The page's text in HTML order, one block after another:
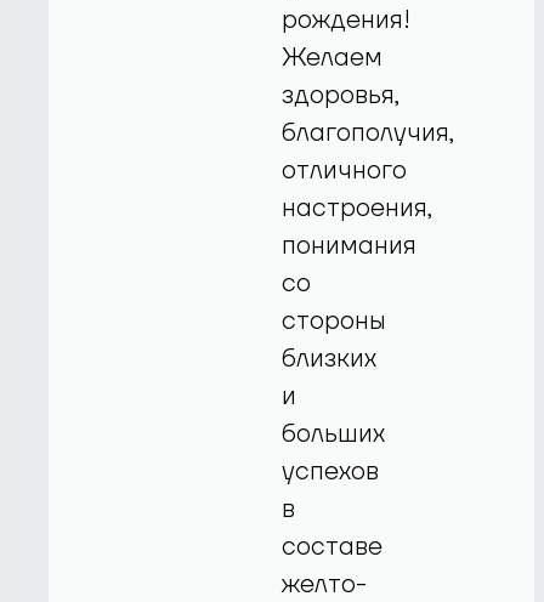
рождения!
Желаем
здоровья,
благополучия,
отличного
настроения,
понимания
со
стороны
близких
и
больших
успехов
в
составе
желто-